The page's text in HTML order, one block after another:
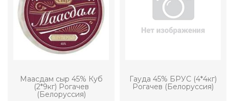
Маасдам сыр 45% Куб
(2*9кг) Рогачев
(Белоруссия)
Гауда 45% БРУС (4*4кг)
Рогачев (Белоруссия)